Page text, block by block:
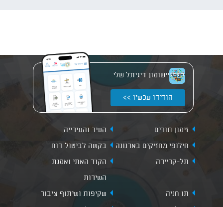
יישומון דיגיתל שלי
הורידו עכשיו >>
זימון תורים
העיר והעירייה
חילופי מחזיקים בארנונה
בקשה לביטול דוח
תל-קריירה
הקוד האתי ואמנת
השירות
תו חניה
שקיפות ושיתוף ציבור